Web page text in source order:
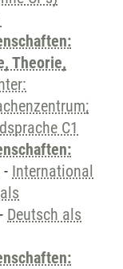
Theorie,
C1
- International
- Deutsch als